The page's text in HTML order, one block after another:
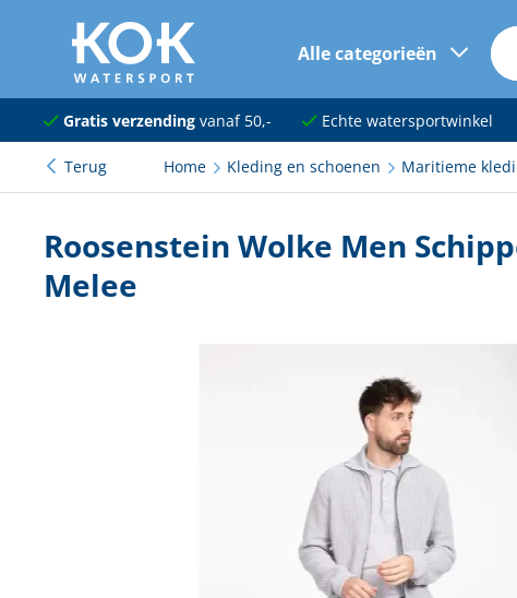
naar hoofdinhoud
Alle categorieën
Navigatie
Dekuitrusting
Gratis verzendingvanaf 50,- Echte watersportwinkel
Terug Home Kleding en schoenen Maritieme
Roosenstein Wolke Men
Melee